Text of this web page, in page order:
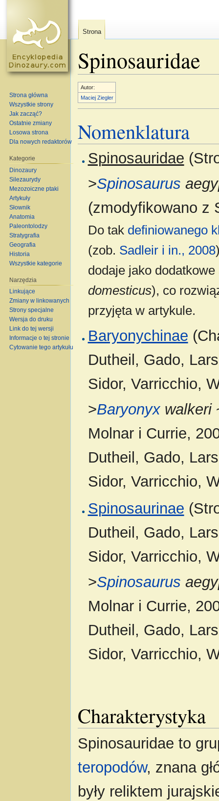
Spinosauridae
Autor:
Maciej Ziegler
Nomenklatura
Spinosauridae
>Spinosaurus
(zmodyfikowano z
Do tak definiowanego
(zob. Sadleir i in., 2008
dodaje jako
domesticus), co
przyjęta w artykule.
Baryonychinae
Dutheil, Gado,
Sidor, Varricchio,
>Baryonyxwalkeri
Molnar i Currie,
Dutheil, Gado,
Sidor, Varricchio,
Spinosaurinae
Dutheil, Gado,
Sidor, Varricchio,
>Spinosaurus
Molnar i Currie,
Dutheil, Gado,
Sidor, Varricchio,
Charakterystyka
Spinosauridae to
teropodów, znana
były reliktem
Strona
Strona główna
Wszystkie strony
Jak zacząć?
Ostatnie zmiany
Losowa strona
Dla nowych redaktorów
Kategorie
Dinozaury
Silezaurydy
Mezozoiczne ptaki
Artykuły
Słownik
Anatomia
Paleontolodzy
Stratygrafia
Geografia
Historia
Wszystkie kategorie
Narzędzia
Linkujące
Zmiany w linkowanych
Strony specjalne
Wersja do druku
Link do tej wersji
Informacje o tej stronie
Cytowanie tego artykułu